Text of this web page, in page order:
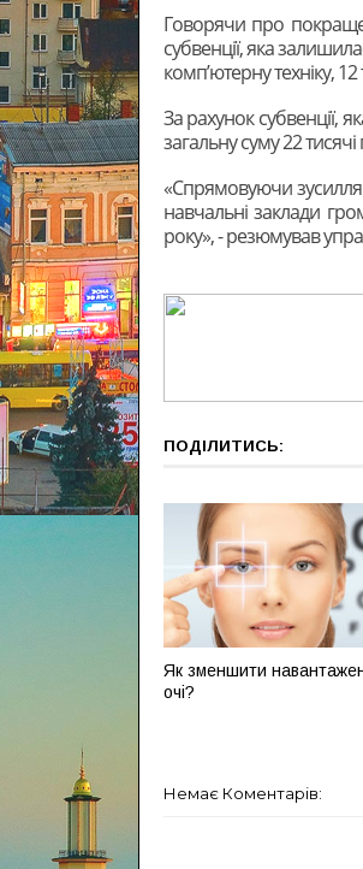
Говорячи про
субвенції, яка
комп’ютерну техніку,
За рахунок субвенції,
загальну суму 22
«Спрямовуючи
навчальні заклади
року», - резюмував
ПОДІЛИТИСЬ:
Як зменшити
очі?
Немає Коментарів: